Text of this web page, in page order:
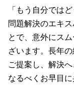
遺産 相続人
限定承認 単
債務整理 小
債務整理中
債務整理 クズ
債務整理 石
債務整理 制限
離婚 家事事件
家事事件 成年
家事事件 申立
家事事件 調停
家事事件 申
家事事件 遺
過失割合 交通
貸金 法律
民事再生とは
民事再生 弁済
交通事故 慰
破産 手続き
交通事故 被害
医療過誤 調停
医療過誤 相談
医療過誤 賠
医療事故 ど
医療過誤事件
医療過誤訴訟
介護事故
「もう自分では
問題解決のエキ
とで、意外にス
ざいます。長年
ご提案し、解決
なるべくお早目に